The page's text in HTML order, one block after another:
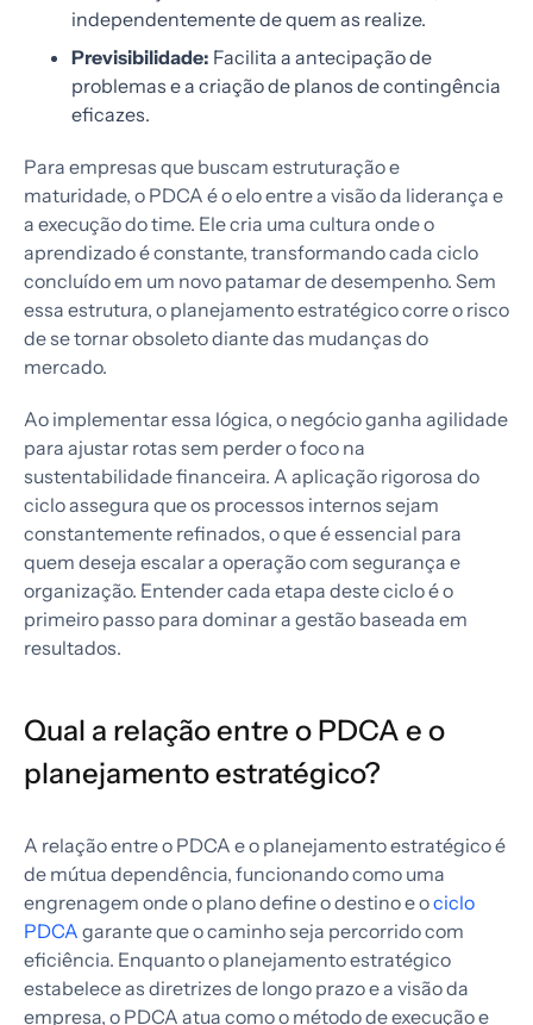
independentemente de quem as realize.
Previsibilidade: Facilita a antecipação de
problemas e a criação de planos de contingência
eficazes.
Para empresas que buscam estruturação e
maturidade, o PDCA é o elo entre a visão da liderança e
a execução do time. Ele cria uma cultura onde o
aprendizado é constante, transformando cada ciclo
concluído em um novo patamar de desempenho. Sem
essa estrutura, o planejamento estratégico corre o risco
de se tornar obsoleto diante das mudanças do
mercado.
Ao implementar essa lógica, o negócio ganha agilidade
para ajustar rotas sem perder o foco na
sustentabilidade financeira. A aplicação rigorosa do
ciclo assegura que os processos internos sejam
constantemente refinados, o que é essencial para
quem deseja escalar a operação com segurança e
organização. Entender cada etapa deste ciclo é o
primeiro passo para dominar a gestão baseada em
resultados.
Qual a relação entre o PDCA e o
planejamento estratégico?
A relação entre o PDCA e o planejamento estratégico é
de mútua dependência, funcionando como uma
engrenagem onde o plano define o destino e ociclo
PDCA garante que o caminho seja percorrido com
eficiência. Enquanto o planejamento estratégico
estabelece as diretrizes de longo prazo e a visão da
empresa, o PDCA atua como o método de execução e